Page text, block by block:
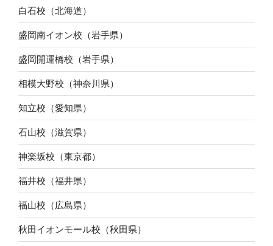
白石校（北海道）
盛岡南イオン校（岩手県）
盛岡開運橋校（岩手県）
相模大野校（神奈川県）
知立校（愛知県）
石山校（滋賀県）
神楽坂校（東京都）
福井校（福井県）
福山校（広島県）
秋田イオンモール校（秋田県）